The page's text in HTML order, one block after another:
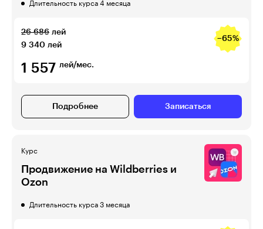
Длительность курса 4 месяца
26 686 лей
9 340 лей
−65%
1 557 лей/мес.
Подробнее Записаться
Курс
Продвижение на Wildberries и
Ozon
Длительность курса 3 месяца